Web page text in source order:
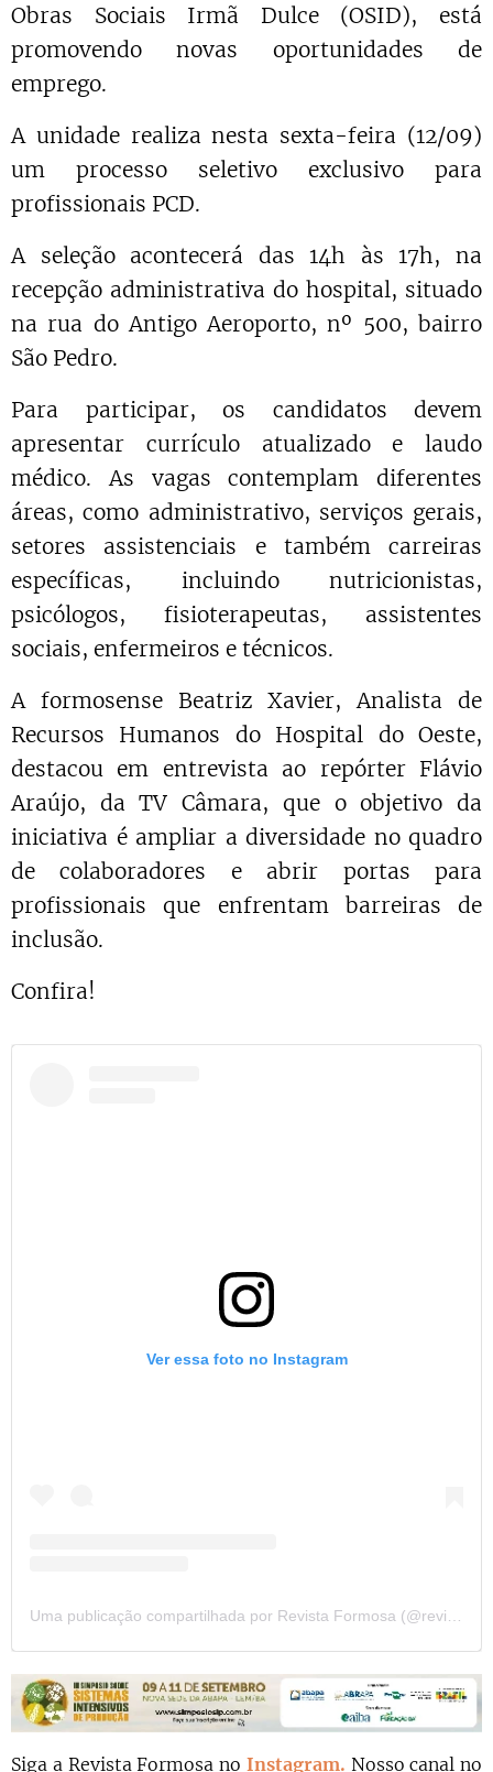
Obras Sociais Irmã Dulce (OSID), está
promovendo novas oportunidades de
emprego.
A unidade realiza nesta sexta-feira (12/09)
um processo seletivo exclusivo para
profissionais PCD.
A seleção acontecerá das 14h às 17h, na
recepção administrativa do hospital, situado
na rua do Antigo Aeroporto, nº 500, bairro
São Pedro.
Para participar, os candidatos devem
apresentar currículo atualizado e laudo
médico. As vagas contemplam diferentes
áreas, como administrativo, serviços gerais,
setores assistenciais e também carreiras
específicas, incluindo nutricionistas,
psicólogos, fisioterapeutas, assistentes
sociais, enfermeiros e técnicos.
A formosense Beatriz Xavier, Analista de
Recursos Humanos do Hospital do Oeste,
destacou em entrevista ao repórter Flávio
Araújo, da TV Câmara, que o objetivo da
iniciativa é ampliar a diversidade no quadro
de colaboradores e abrir portas para
profissionais que enfrentam barreiras de
inclusão.
Confira!
Ver essa foto no Instagram
Siga a Revista Formosa no Instagram. Nosso canal no